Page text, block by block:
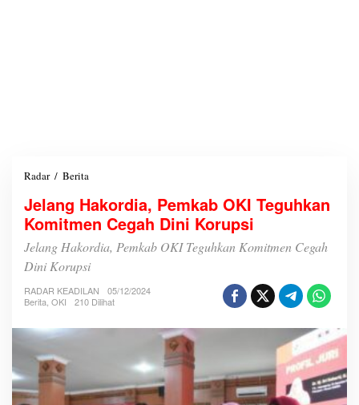
Radar / Berita
l
a
n
g
H
k
o
P
Jelang Hakordia, Pemkab OKI Teguhkan
Komitmen Cegah Dini Korupsi
Jelang Hakordia, Pemkab OKI Teguhkan Komitmen Cegah
Dini Korupsi
RADAR KEADILAN
05/12/2024
Berita, OKI 210 Dilihat